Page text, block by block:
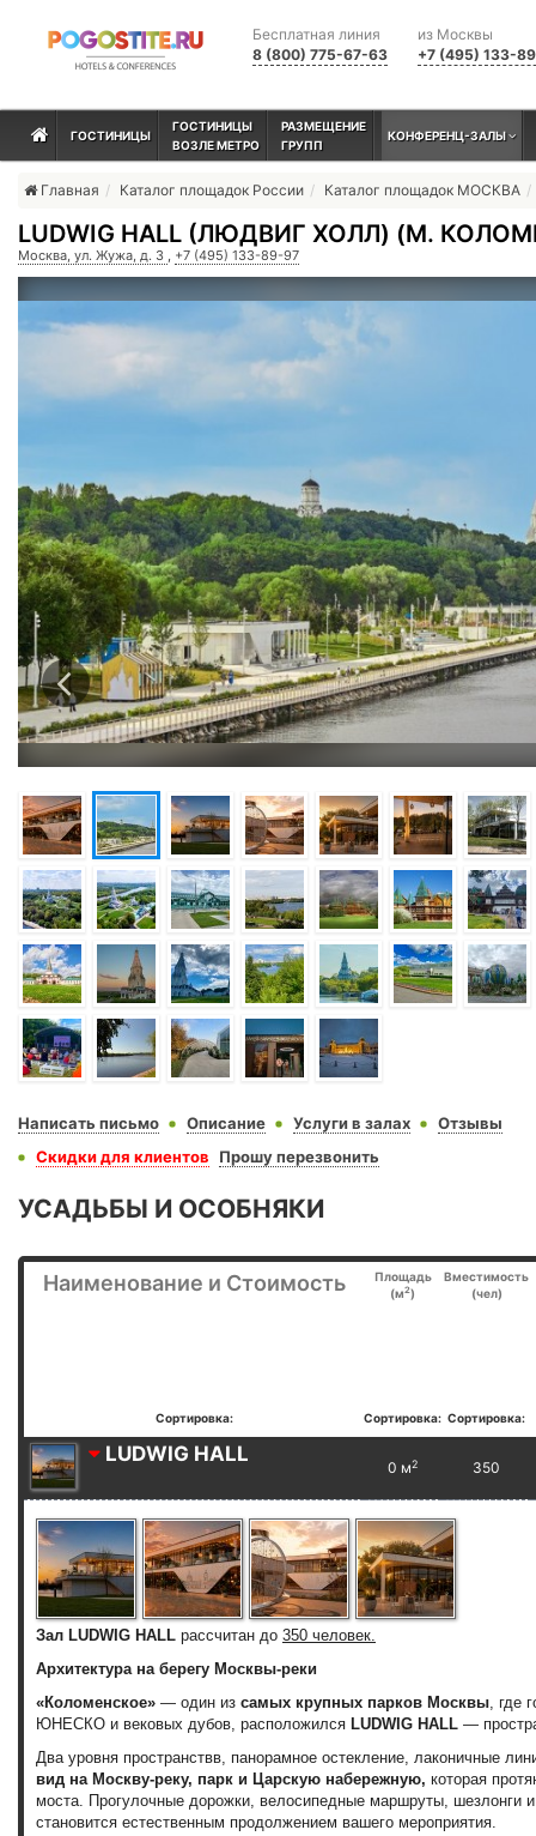
из Москвы
+7 (495) 133-
Бесплатная линия
8 (800) 775-67-63
ГОСТИНИЦЫ
ГОСТИНИЦЫ
ВОЗЛЕ МЕТРО
РАЗМЕЩЕНИЕ
ГРУПП
КОНФЕРЕНЦ-ЗАЛЫ
Главная Каталог площадок России Каталог площадок МОСКВА
LUDWIG HALL (ЛЮДВИГ ХОЛЛ) (М.
Москва, ул. Жужа, д. 3 , +7 (495) 133-89-97
Написать письмо Описание Услуги в залах
Отзывы
Скидки для клиентов
Прошу перезвонить
УСАДЬБЫ И ОСОБНЯКИ
Наименование и Стоимость
Площадь
(м2)
Вместимость
(чел)
Сортировка: Сортировка: Сортировка:
LUDWIG HALL
0 м2 350
Зал LUDWIG HALL рассчитан до 350 человек.
Архитектура на берегу Москвы-реки
«Коломенское» — один из самых крупных парков Москвы, где
ЮНЕСКО и вековых дубов, расположился LUDWIG HALL —
Два уровня пространствв, панорамное остекление, лаконичные
вид на Москву-реку, парк и Царскую набережную, которая
моста. Прогулочные дорожки, велосипедные маршруты, шезлонги
становится естественным продолжением вашего мероприятия.